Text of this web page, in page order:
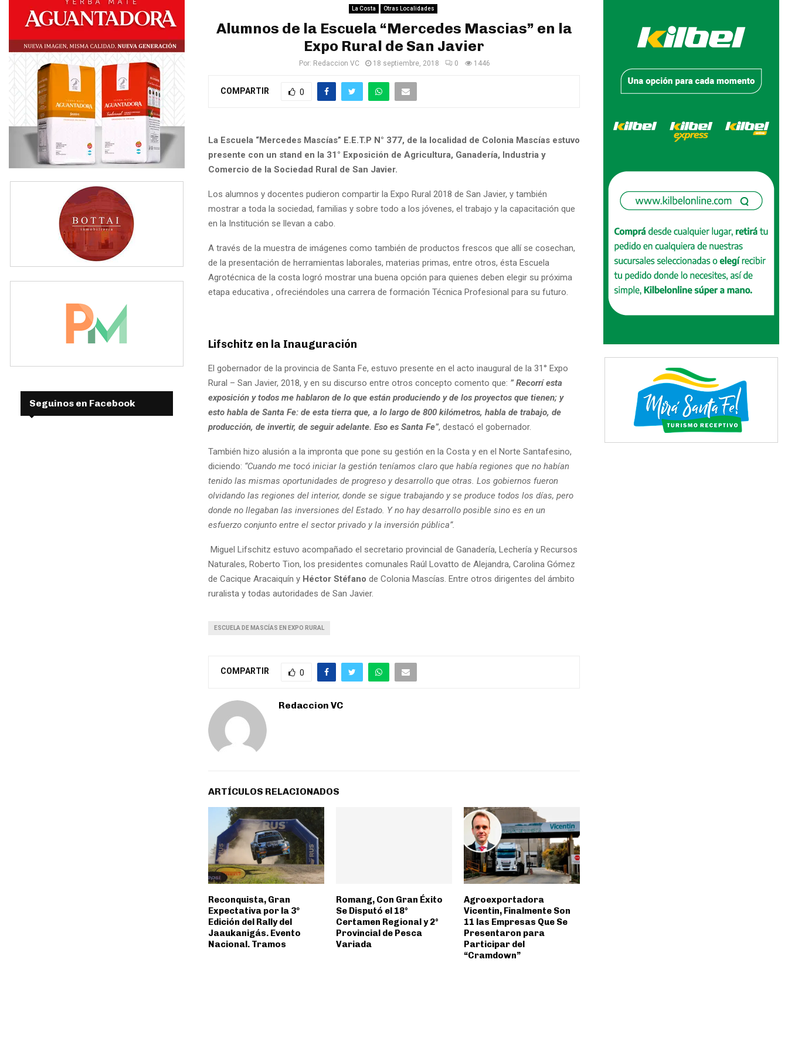
La Costa Otras Localidades
Alumnos de la Escuela “Mercedes Mascias” en la
Expo Rural de San Javier
Por: Redaccion VC 18 septiembre, 2018 0 1446
COMPARTIR 0
La Escuela “Mercedes Mascías” E.E.T.P N° 377, de la localidad de Colonia Mascías estuvo
presente con un stand en la 31° Exposición de Agricultura, Ganadería, Industria y
Comercio de la Sociedad Rural de San Javier.
Los alumnos y docentes pudieron compartir la Expo Rural 2018 de San Javier, y también
mostrar a toda la sociedad, familias y sobre todo a los jóvenes, el trabajo y la capacitación que
en la Institución se llevan a cabo.
A través de la muestra de imágenes como también de productos frescos que allí se cosechan,
de la presentación de herramientas laborales, materias primas, entre otros, ésta Escuela
Agrotécnica de la costa logró mostrar una buena opción para quienes deben elegir su próxima
etapa educativa , ofreciéndoles una carrera de formación Técnica Profesional para su futuro.
Lifschitz en la Inauguración
El gobernador de la provincia de Santa Fe, estuvo presente en el acto inaugural de la 31° Expo
Rural – San Javier, 2018, y en su discurso entre otros concepto comento que: ” Recorrí esta
exposición y todos me hablaron de lo que están produciendo y de los proyectos que tienen; y
esto habla de Santa Fe: de esta tierra que, a lo largo de 800 kilómetros, habla de trabajo, de
producción, de invertir, de seguir adelante. Eso es Santa Fe”, destacó el gobernador.
También hizo alusión a la impronta que pone su gestión en la Costa y en el Norte Santafesino,
diciendo: “Cuando me tocó iniciar la gestión teníamos claro que había regiones que no habían
tenido las mismas oportunidades de progreso y desarrollo que otras. Los gobiernos fueron
olvidando las regiones del interior, donde se sigue trabajando y se produce todos los días, pero
donde no llegaban las inversiones del Estado. Y no hay desarrollo posible sino es en un
esfuerzo conjunto entre el sector privado y la inversión pública”.
Miguel Lifschitz estuvo acompañado el secretario provincial de Ganadería, Lechería y Recursos
Naturales, Roberto Tion, los presidentes comunales Raúl Lovatto de Alejandra, Carolina Gómez
de Cacique Aracaiquín y Héctor Stéfano de Colonia Mascías. Entre otros dirigentes del ámbito
ruralista y todas autoridades de San Javier.
ESCUELA DE MASCÍAS EN EXPO RURAL
COMPARTIR 0
Redaccion VC
ARTÍCULOS RELACIONADOS
Reconquista, Gran
Expectativa por la 3º
Edición del Rally del
Jaaukanigás. Evento
Nacional. Tramos
Romang, Con Gran Éxito
Se Disputó el 18°
Certamen Regional y 2°
Provincial de Pesca
Variada
Agroexportadora
Vicentin, Finalmente Son
11 las Empresas Que Se
Presentaron para
Participar del
“Cramdown”
Seguinos en Facebook